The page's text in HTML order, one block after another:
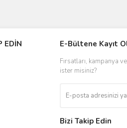
EDİN E-Bültene Kayıt
Fırsatları, kampanya
ister misiniz?
Bizi Takip Edin